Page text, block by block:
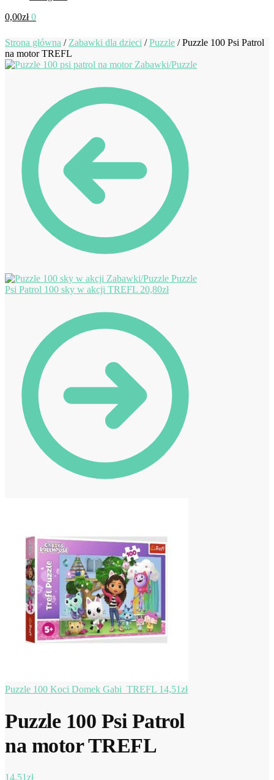
0,00zł 0
Strona główna / Zabawki dla dzieci /Puzzle /Puzzle 100 Psi Patrol
na motor TREFL
Puzzle
Psi Patrol 100 sky w akcji TREFL 20,80zł
Puzzle 100 Koci Domek Gabi TREFL 14,51zł
Puzzle 100 Psi Patrol
na motor TREFL
14,51zł